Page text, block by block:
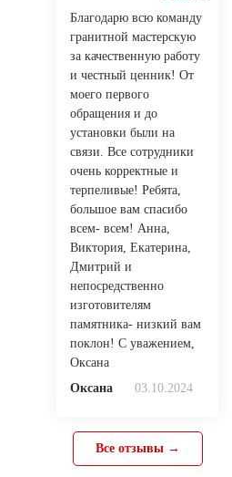
Благодарю всю команду
гранитной мастерскую
за качественную работу
и честный ценник! От
моего первого
обращения и до
установки были на
связи. Все сотрудники
очень корректные и
терпеливые! Ребята,
большое вам спасибо
всем- всем! Анна,
Виктория, Екатерина,
Дмитрий и
непосредственно
изготовителям
памятника- низкий вам
поклон! С уважением,
Оксана
Оксана
03.10.2024
Все отзывы →